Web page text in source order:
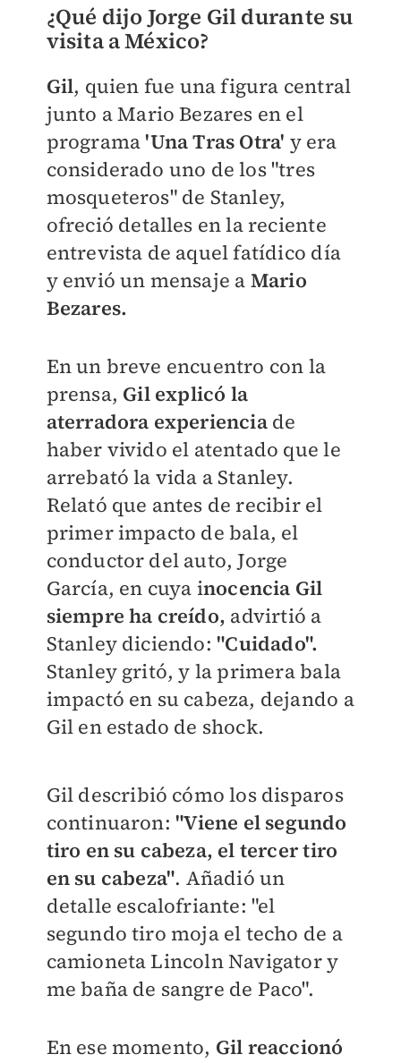
¿Qué dijo Jorge Gil durante su
visita a México?
Gil, quien fue una figura central
junto a Mario Bezares en el
programa'Una Tras Otra' y era
considerado uno de los "tres
mosqueteros" de Stanley,
ofreció detalles en la reciente
entrevista de aquel fatídico día
y envió un mensaje a Mario
Bezares.
En un breve encuentro con la
prensa, Gil explicó la
aterradora experienciade
haber vivido el atentado que le
arrebató la vida a Stanley.
Relató que antes de recibir el
primer impacto de bala, el
conductor del auto, Jorge
García, en cuya inocencia Gil
siempre ha creído, advirtió a
Stanley diciendo:"Cuidado".
Stanley gritó, y la primera bala
impactó en su cabeza, dejando a
Gil en estado de shock.
Gil describió cómo los disparos
continuaron:"Viene el segundo
tiro en su cabeza, el tercer tiro
en su cabeza". Añadió un
detalle escalofriante: "el
segundo tiro moja el techo de a
camioneta Lincoln Navigator y
me baña de sangre de Paco".
En ese momento, Gil reaccionó